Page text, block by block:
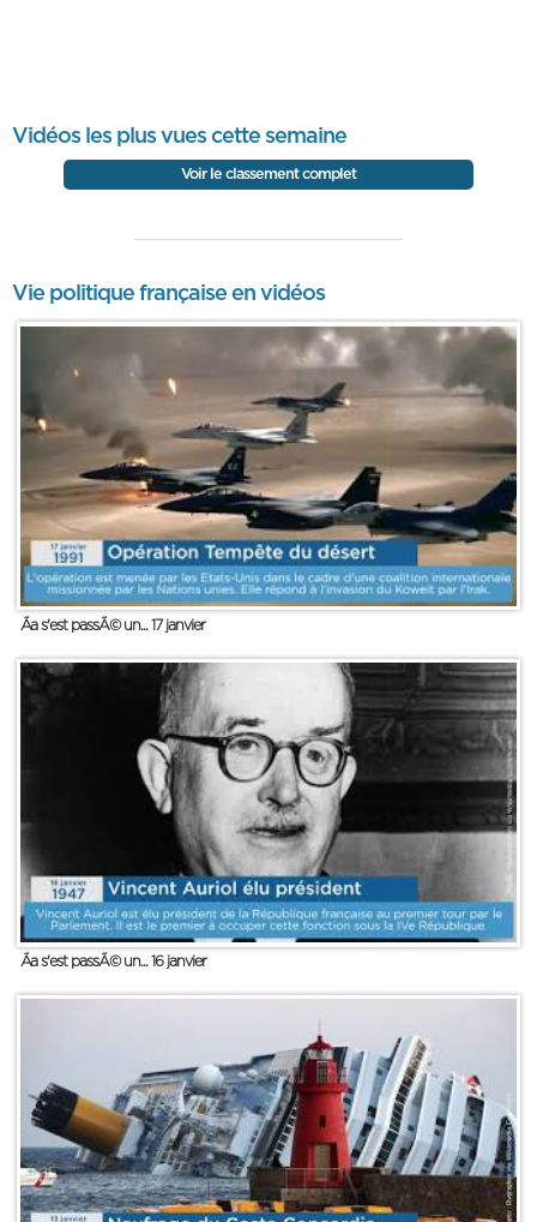
Vidéos les plus vues cette semaine
Voir le classement complet
Vie politique française en vidéos
Ãa s'est passÃ© un... 17 janvier
Ãa s'est passÃ© un... 16 janvier